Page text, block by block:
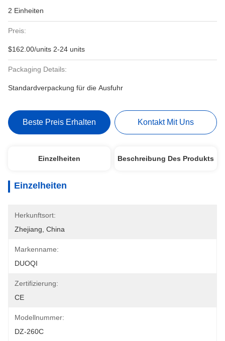
2 Einheiten
Preis:
$162.00/units 2-24 units
Packaging Details:
Standardverpackung für die Ausfuhr
Beste Preis Erhalten Kontakt Mit Uns
Einzelheiten Beschreibung Des Produkts
Einzelheiten
Herkunftsort:
Zhejiang, China
Markenname:
DUOQI
Zertifizierung:
CE
Modellnummer:
DZ-260C